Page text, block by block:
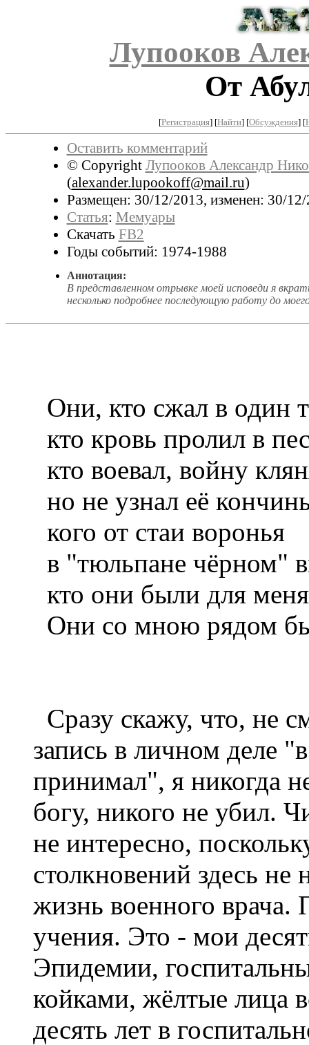
Лупооков
От
[Регистрация] [Найти] [Обсуждения] [
Оставить комментарий
© Copyright Лупооков Александр
(alexander.lupookoff@mail.ru)
Размещен: 30/12/2013, изменен: 30/
Статья: Мемуары
Скачать FB2
Годы событий: 1974-1988
Аннотация:
В представленном отрывке моей исповеди я
несколько подробнее последующую работу до
Они, кто сжал в один
кто кровь пролил в
кто воевал, войну
но не узнал её
кого от стаи воронья
в "тюльпане чёрном"
кто они были для
Они со мною рядом
Сразу скажу, что, не
запись в личном деле
принимал", я никогда
богу, никого не убил.
не интересно,
столкновений здесь
жизнь военного
учения. Это - мои
Эпидемии,
койками, жёлтые лица
десять лет в